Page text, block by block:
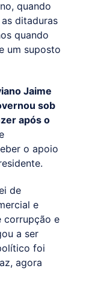
quando
ditaduras
quando
um suposto
Jaime
sob
após o
o apoio
de
e
corrupção e
a ser
foi
agora